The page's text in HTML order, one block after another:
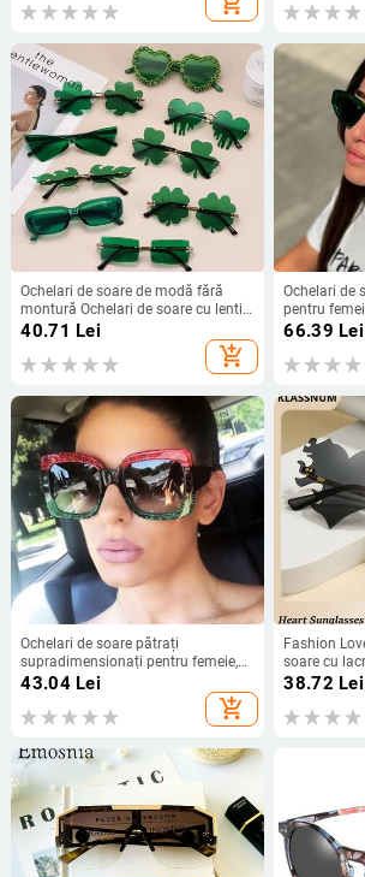
Ochelari de designer de marcă
O259
Ochelari de soare de modă fără
montură Ochelari de soare cu lentile
oceanice de culoare verde solidă
Ochelari de soare pentru fotografie
de stradă Ochelari de soare de plajă
40.71 Lei
add_shopping_cart
Ochelari de
pentru
ochelari de
pisică,
femei
66.39 Lei
Ochelari de soare pătrați
supradimensionați pentru femeie,
de designer de marcă, lentile
transparente, ochelari de soare
pentru femei, trei culori, ochelari de
43.04Lei
add_shopping_cart
Fashion
soare cu
Heart
fără rame
de lentile
38.72 Lei